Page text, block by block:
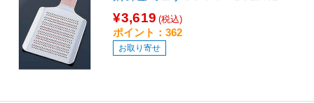
¥3,619 (税込)
ポイント：362
お取り寄せ